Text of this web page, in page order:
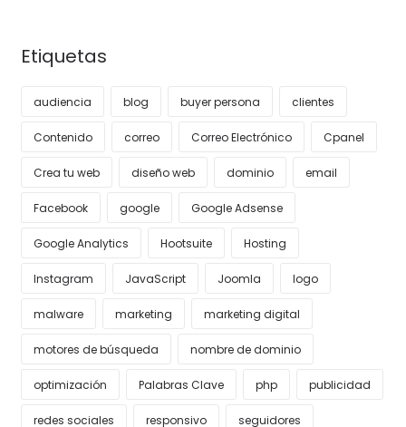
Etiquetas
audiencia blog buyer persona clientes
Contenido correo Correo Electrónico Cpanel
Crea tu web diseño web dominio email
Facebook google Google Adsense
Google Analytics Hootsuite Hosting
Instagram JavaScript Joomla logo
malware marketing marketing digital
motores de búsqueda nombre de dominio
optimización Palabras Clave php publicidad
redes sociales responsivo seguidores